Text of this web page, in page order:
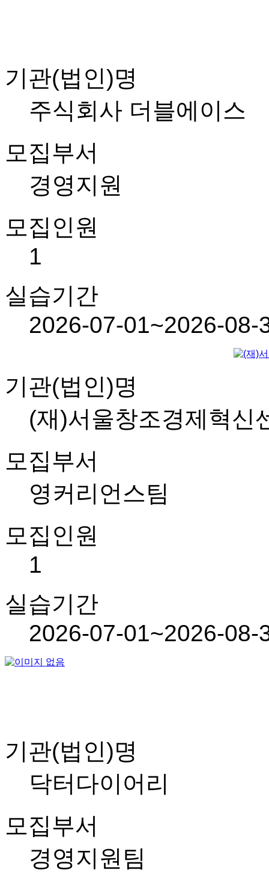
기관(법인)명
주식회사 더블에이스
모집부서
경영지원
모집인원
1
실습기간
2026-07-01~2026-08-
기관(법인)명
(재)서울창조경제혁신
모집부서
영커리언스팀
모집인원
1
실습기간
2026-07-01~2026-08-
기관(법인)명
닥터다이어리
모집부서
경영지원팀